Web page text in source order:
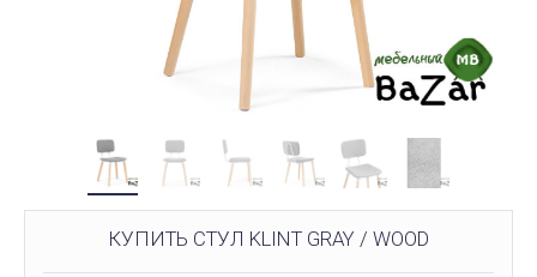
КУПИТЬ СТУЛ KLINT GRAY / WOOD